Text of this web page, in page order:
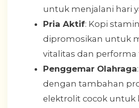
untuk menjalani hari
Pria Aktif: Kopi
dipromosikan untuk
vitalitas dan performa
Penggemar Olahraga
dengan tambahan
elektrolit cocok untuk